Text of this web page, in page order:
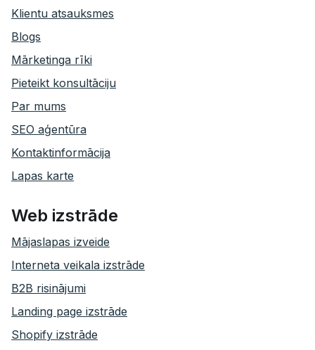
Klientu atsauksmes
Blogs
Mārketinga rīki
Pieteikt konsultāciju
Par mums
SEO aģentūra
Kontaktinformācija
Lapas karte
Web izstrāde
Mājaslapas izveide
Interneta veikala izstrāde
B2B risinājumi
Landing page izstrāde
Shopify izstrāde